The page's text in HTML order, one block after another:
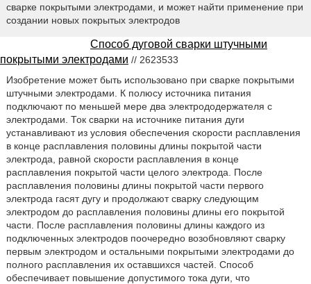
сварке покрытыми электродами, и может найти применение при
создании новых покрытых электродов
Способ дуговой сварки штучными
покрытыми электродами // 2623533
Изобретение может быть использовано при сварке покрытыми
штучными электродами. К полюсу источника питания
подключают по меньшей мере два электрододержателя с
электродами. Ток сварки на источнике питания дуги
устанавливают из условия обеспечения скорости расплавления
в конце расплавления половины длины покрытой части
электрода, равной скорости расплавления в конце
расплавления покрытой части целого электрода. После
расплавления половины длины покрытой части первого
электрода гасят дугу и продолжают сварку следующим
электродом до расплавления половины длины его покрытой
части. После расплавления половины длины каждого из
подключенных электродов поочередно возобновляют сварку
первым электродом и остальными покрытыми электродами до
полного расплавления их оставшихся частей. Способ
обеспечивает повышение допустимого тока дуги, что